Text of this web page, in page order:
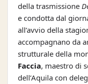
della trasmissione
e condotta dal
all’avvio della
accompagnano da
strutturale della
Faccia, maestro di
dell’Aquila con